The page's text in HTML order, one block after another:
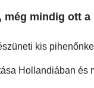
még mindig ott a
kis
Hollandiában és